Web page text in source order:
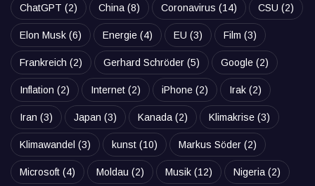
ChatGPT (2) China (8) Coronavirus (14) CSU (2)
Elon Musk (6) Energie (4) EU (3) Film (3)
Frankreich (2) Gerhard Schröder (5) Google (2)
Inflation (2) Internet (2) iPhone (2) Irak (2)
Iran (3) Japan (3) Kanada (2) Klimakrise (3)
Klimawandel (3) kunst (10) Markus Söder (2)
Microsoft (4) Moldau (2) Musik (12) Nigeria (2)